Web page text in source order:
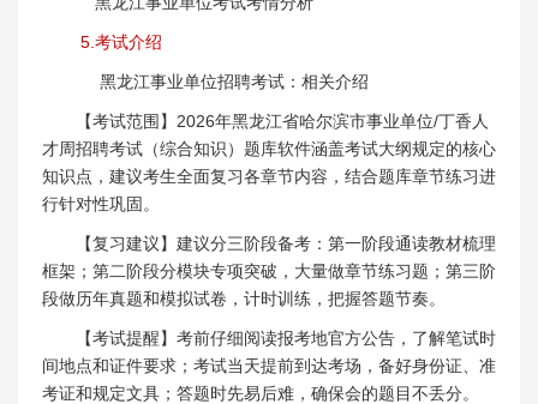
5.考试介绍
黑龙江事业单位招聘考试：相关介绍
【考试范围】2026年黑龙江省哈尔滨市事业单位/丁香人
才周招聘考试（综合知识）题库软件涵盖考试大纲规定的核心
知识点，建议考生全面复习各章节内容，结合题库章节练习进
行针对性巩固。
【复习建议】建议分三阶段备考：第一阶段通读教材梳理
框架；第二阶段分模块专项突破，大量做章节练习题；第三阶
段做历年真题和模拟试卷，计时训练，把握答题节奏。
【考试提醒】考前仔细阅读报考地官方公告，了解笔试时
间地点和证件要求；考试当天提前到达考场，备好身份证、准
考证和规定文具；答题时先易后难，确保会的题目不丢分。